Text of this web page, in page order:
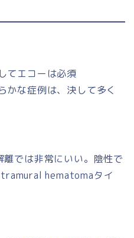
てエコーは必須
かな症例は、決して多く
では非常にいい。陰性で
hematomaタイ